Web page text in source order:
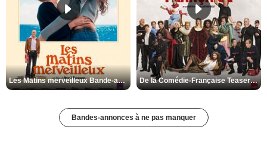
Les Matins merveilleux Bande-annonce VF De la Comédie-Française Teaser VF
Bandes-annonces à ne pas manquer